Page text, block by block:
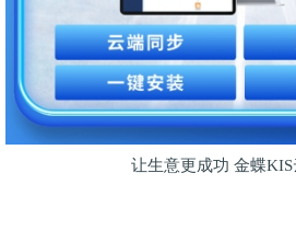
让生意更成功 金蝶KIS